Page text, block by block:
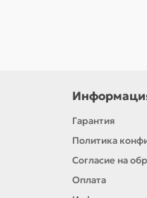
Гарантия
Политика
Согласие на
Оплата